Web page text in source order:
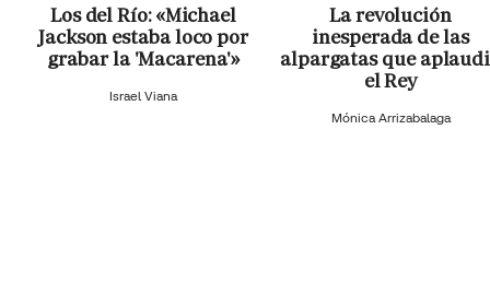
Los del Río: «Michael
Jackson estaba loco por
grabar la 'Macarena'»
Israel Viana
La revolución
inesperada de las
alpargatas que
el Rey
Mónica Arrizabalaga